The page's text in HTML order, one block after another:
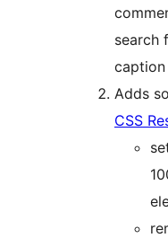
search
caption
Adds
CSS